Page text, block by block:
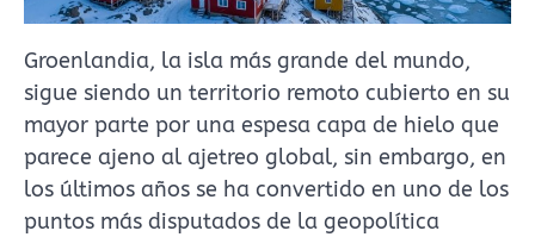
Groenlandia, la isla más grande del mundo,
sigue siendo un territorio remoto cubierto en su
mayor parte por una espesa capa de hielo que
parece ajeno al ajetreo global, sin embargo, en
los últimos años se ha convertido en uno de los
puntos más disputados de la geopolítica